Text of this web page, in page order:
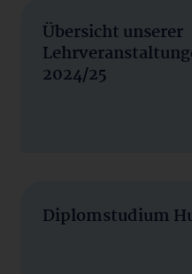
Übersicht unserer
2024/25
Diplomstudium